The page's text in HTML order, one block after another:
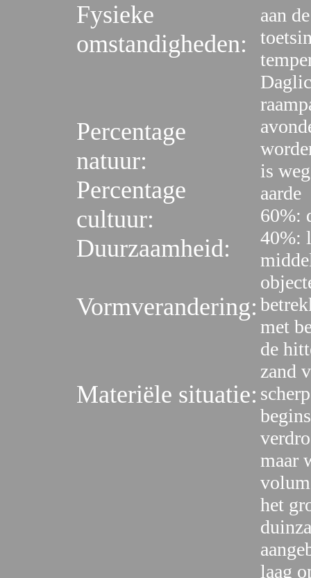
Fysieke
omstandigheden:
Percentage
natuur:
Percentage
cultuur:
Duurzaamheid:
Vormverandering:
Materiële situatie:
aan
is
aarde
60%:
40%:
met
de
zand
maar
het
laag